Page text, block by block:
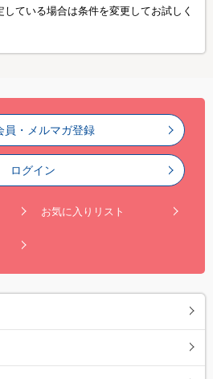
ている場合は条件を変更してお試しく
員・メルマガ登録
ログイン
お気に入りリスト